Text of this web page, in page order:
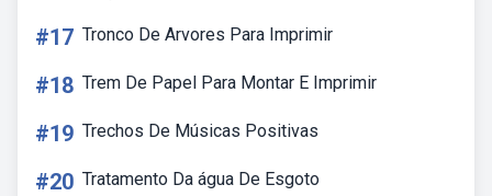
#17 Tronco De Arvores Para Imprimir
#18 Trem De Papel Para Montar E Imprimir
#19 Trechos De Músicas Positivas
#20 Tratamento Da água De Esgoto